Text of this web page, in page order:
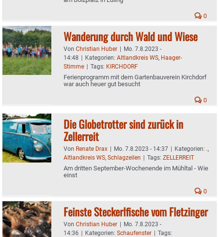
0
Wanderung durch Wald und Wiese
Von Christian Huber | Mo. 7.8.2023 -
14:48 | Kategorien: Altlandkreis WS, Haager-
Stimme | Tags: KIRCHDORF
Ferienprogramm mit dem Gartenbauverein Kirchdorf
war auch heuer gut besucht
0
Die Globetrotter sind zurück in
Zellerreit
Von Renate Drax | Mo. 7.8.2023 - 14:37 | Kategorien: .,
Altlandkreis WS, Schlagzeilen | Tags: ZELLERREIT
Am dritten September-Wochenende im Mühltal - Wie
einst
0
Feinste Steckerlfische vom Fletzinger
Von Christian Huber | Mo. 7.8.2023 -
14:36 | Kategorien: Schaufenster | Tags: